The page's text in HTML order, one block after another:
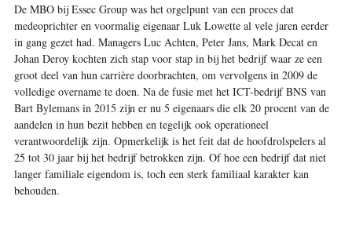
De MBO bij Essec Group was het orgelpunt van een proces dat
medeoprichter en voormalig eigenaar Luk Lowette al vele jaren eerder
in gang gezet had. Managers Luc Achten, Peter Jans, Mark Decat en
Johan Deroy kochten zich stap voor stap in bij het bedrijf waar ze een
groot deel van hun carrière doorbrachten, om vervolgens in 2009 de
volledige overname te doen. Na de fusie met het ICT-bedrijf BNS van
Bart Bylemans in 2015 zijn er nu 5 eigenaars die elk 20 procent van de
aandelen in hun bezit hebben en tegelijk ook operationeel
verantwoordelijk zijn. Opmerkelijk is het feit dat de hoofdrolspelers al
25 tot 30 jaar bij het bedrijf betrokken zijn. Of hoe een bedrijf dat niet
langer familiale eigendom is, toch een sterk familiaal karakter kan
behouden.